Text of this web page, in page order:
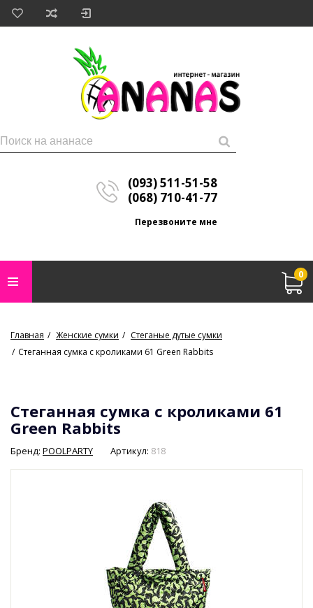
(093) 511-51-58
(068) 710-41-77
Перезвоните мне
0
Главная Женские сумки
Стеганые дутые сумки
Стеганная сумка с кроликами 61 Green Rabbits
Стеганная сумка с кроликами 61
Green Rabbits
Бренд: POOLPARTY Артикул: 818